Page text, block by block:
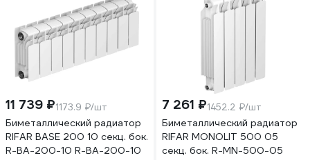
11 739 ₽1173.9 ₽/шт
Биметаллический радиатор
RIFAR BASE 200 10 секц. бок.
R-BA-200-10 R-BA-200-10
7 261 ₽1452.2 ₽/шт
Биметаллический радиатор
RIFAR MONOLIT 500 05
секц. бок. R-MN-500-05